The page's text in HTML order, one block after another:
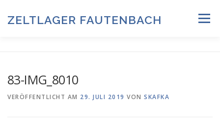
springen
ZELTLAGER FAUTENBACH Menü
HISTORIE & FOTOARCHIV
83-IMG_8010
VERÖFFENTLICHT AM 29. JULI 2019 VON SKAFKA